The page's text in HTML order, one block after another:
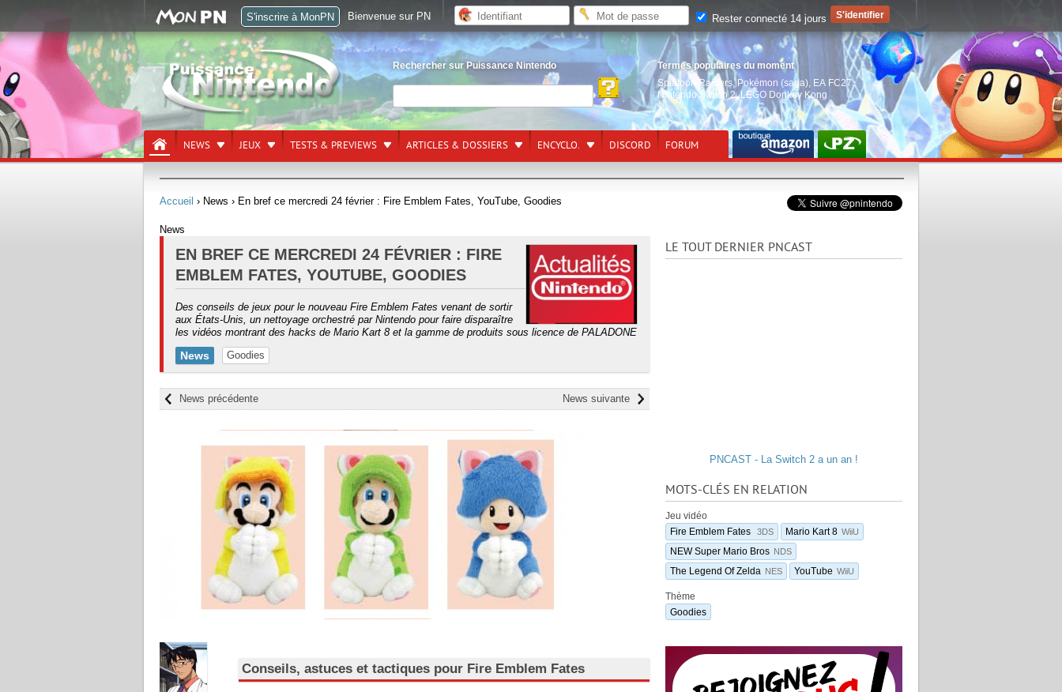
Rechercher sur Puissance Nintendo
Termes populaires du moment
Splatoon Raiders, Pokémon (saga) EA FC27,
Nintendo Switch 2,LEGO Donkey Kong
NEWS JEUX TESTS & PREVIEWS ARTICLES & DOSSIERS ENCYCLO. DISCORD FORUM
Accueil › News › En bref ce mercredi 24 février : Fire Emblem Fates, YouTube, Goodies
News
EN BREF CE MERCREDI 24 FÉVRIER : FIRE
EMBLEM FATES, YOUTUBE, GOODIES
Des conseils de jeux pour le nouveau Fire Emblem Fates venant de sortir
aux États-Unis, un nettoyage orchestré par Nintendo pour faire disparaître
les vidéos montrant des hacks de Mario Kart 8 et la gamme de produits sous licence de PALADONE
News Goodies
News suivante
News précédente
Conseils, astuces et tactiques pour Fire Emblem Fates
LE TOUT DERNIER PNCAST
PNCAST - La Switch 2 a un an !
MOTS-CLÉS EN RELATION
Jeu vidéo
Fire Emblem Fates
3DS Mario Kart 8 WiiU
NEW Super Mario Bros NDS
The Legend Of Zelda NES YouTube WiiU
Thème
Goodies
S'inscrire à MonPN Bienvenue sur PN Rester connecté 14 jours